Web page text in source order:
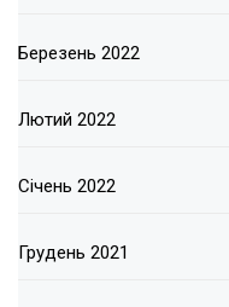
Березень 2022
Лютий 2022
Січень 2022
Грудень 2021